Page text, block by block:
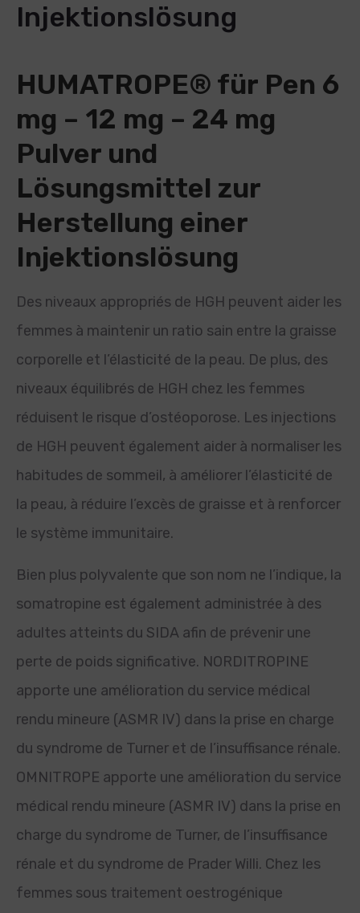
Injektionslösung
HUMATROPE® für Pen 6
mg – 12 mg – 24 mg
Pulver und
Lösungsmittel zur
Herstellung einer
Injektionslösung
Des niveaux appropriés de HGH peuvent aider les
femmes à maintenir un ratio sain entre la graisse
corporelle et l’élasticité de la peau. De plus, des
niveaux équilibrés de HGH chez les femmes
réduisent le risque d’ostéoporose. Les injections
de HGH peuvent également aider à normaliser les
habitudes de sommeil, à améliorer l’élasticité de
la peau, à réduire l’excès de graisse et à renforcer
le système immunitaire.
Bien plus polyvalente que son nom ne l’indique, la
somatropine est également administrée à des
adultes atteints du SIDA afin de prévenir une
perte de poids significative. NORDITROPINE
apporte une amélioration du service médical
rendu mineure (ASMR IV) dans la prise en charge
du syndrome de Turner et de l’insuffisance rénale.
OMNITROPE apporte une amélioration du service
médical rendu mineure (ASMR IV) dans la prise en
charge du syndrome de Turner, de l’insuffisance
rénale et du syndrome de Prader Willi. Chez les
femmes sous traitement oestrogénique